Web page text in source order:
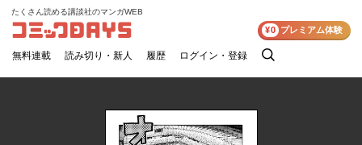
コミックDAYS
たくさん読める講談社のマンガWEB
無料連載 読み切り・新人 履歴 ログイン・登録
検
¥0 プレミアム体験